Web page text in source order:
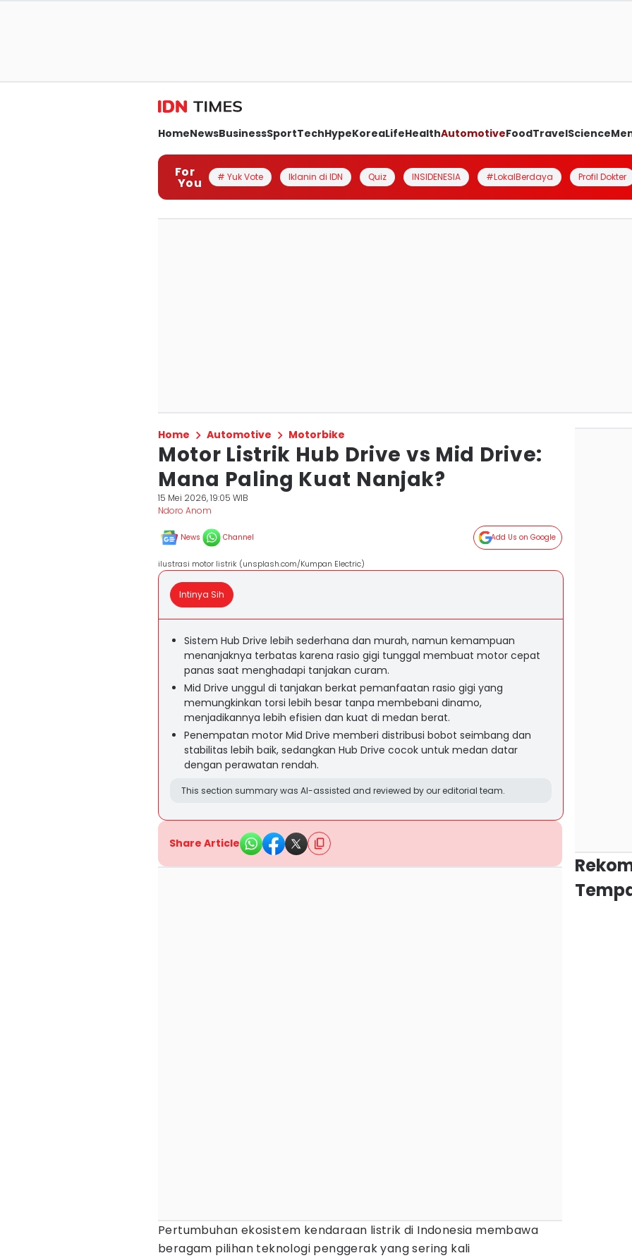
HomeNewsBusinessSportTechHypeKoreaLifeHealthAutomotiveFoodTravelScience
For
You # Yuk Vote Iklanin di IDN Quiz INSIDENESIA #LokalBerdaya Profil Dokter
Home Automotive Motorbike
Motor Listrik Hub Drive vs Mid Drive:
Mana Paling Kuat Nanjak?
15 Mei 2026, 19:05 WIB
Ndoro Anom
News Channel Add Us on Google
ilustrasi motor listrik (unsplash.com/Kumpan Electric)
Intinya Sih
Sistem Hub Drive lebih sederhana dan murah, namun kemampuan
menanjaknya terbatas karena rasio gigi tunggal membuat motor cepat
panas saat menghadapi tanjakan curam.
Mid Drive unggul di tanjakan berkat pemanfaatan rasio gigi yang
memungkinkan torsi lebih besar tanpa membebani dinamo,
menjadikannya lebih efisien dan kuat di medan berat.
Penempatan motor Mid Drive memberi distribusi bobot seimbang dan
stabilitas lebih baik, sedangkan Hub Drive cocok untuk medan datar
dengan perawatan rendah.
This section summary was AI-assisted and reviewed by our editorial team.
Share Article
Pertumbuhan ekosistem kendaraan listrik di Indonesia membawa
beragam pilihan teknologi penggerak yang sering kali